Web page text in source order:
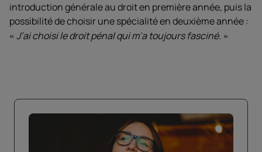
introduction générale au droit en première année, puis la
possibilité de choisir une spécialité en deuxième année :
J’ai choisi le droit pénal qui m’a toujours fasciné.